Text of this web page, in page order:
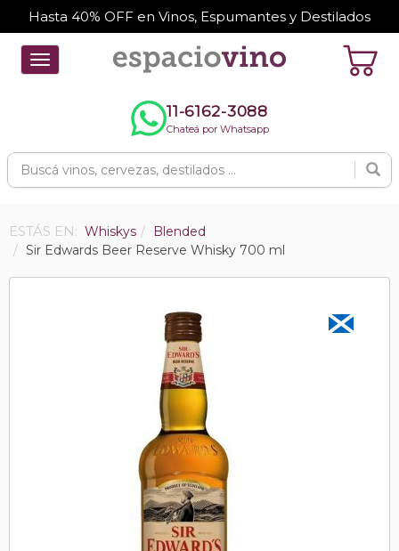
Hasta 40% OFF en Vinos, Espumantes y Destilados
Toggle
navigation
11-6162-3088
Chateá por Whatsapp
ESTÁS EN: Whiskys
Blended
Sir Edwards Beer Reserve Whisky 700 ml